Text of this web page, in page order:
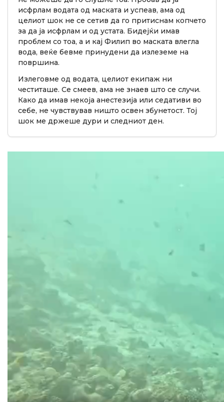
исфрлам водата од маската и успеав, ама од
целиот шок не се сетив да го притиснам копчето
за да ја исфрлам и од устата. Бидејќи имав
проблем со тоа, а и кај Филип во маската влегла
вода, веќе бевме принудени да излеземе на
површина.
Излеговме од водата, целиот екипаж ни
честиташе. Се смеев, ама не знаев што се случи.
Како да имав некоја анестезија или седативи во
себе, не чувствував ништо освен збунетост. Тој
шок ме држеше дури и следниот ден.